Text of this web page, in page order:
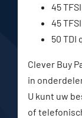
45
45
50 TDI
Clever Buy
in
U kunt uw
of